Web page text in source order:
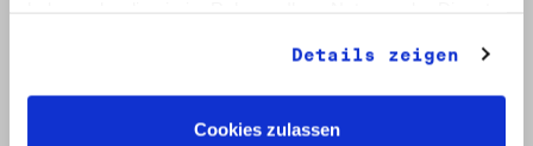
Details zeigen
Cookies zulassen